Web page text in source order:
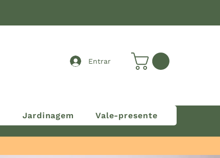
Entrar
Jardinagem Vale-presente